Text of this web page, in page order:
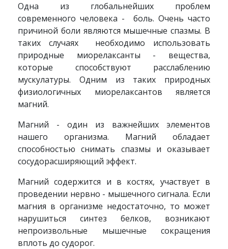
Одна из глобальнейших проблем
современного человека - боль. Очень часто
причиной боли являются мышечные спазмы. В
таких случаях необходимо использовать
природные миорелаксанты - вещества,
которые способствуют расслаблению
мускулатуры. Одним из таких природных
физиологичных миорелаксантов является
магний.
Магний - один из важнейших элементов
нашего организма. Магний обладает
способностью снимать спазмы и оказывает
сосудорасширяющий эффект.
Магний содержится и в костях, участвует в
проведении нервно - мышечного сигнала. Если
магния в организме недостаточно, то может
нарушиться синтез белков, возникают
непроизвольные мышечные сокращения
вплоть до судорог.